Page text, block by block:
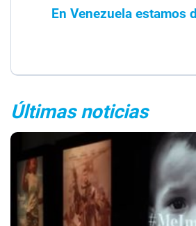
En Venezuela estamos
Últimas noticias